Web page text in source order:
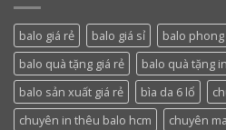
balo giá rẻ balo giá sỉ balo
balo quà tặng giá rẻ
balo quà tặng
balo sản xuất giá rẻ
bìa da 6 lổ
chuyên in thêu balo hcm
chuyên